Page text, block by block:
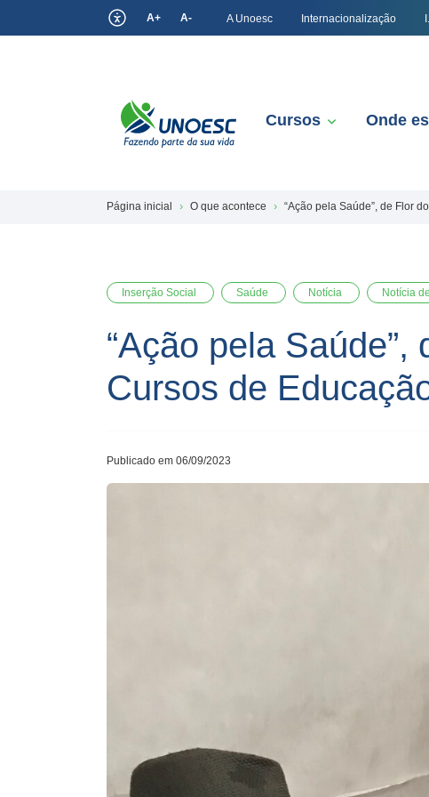
A+ A- A Unoesc Internacionalização
Cursos Onde
Página inicial O que acontece “Ação pela Saúde”, de Flor
Inserção Social Saúde Notícia Notícia
“Ação pela
Cursos de
Publicado em 06/09/2023